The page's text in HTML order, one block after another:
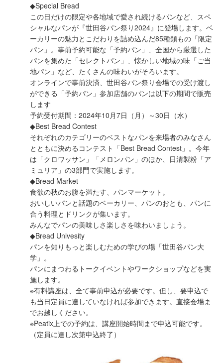
◆Special Bread
この日だけの限定や各地域で愛され続けるパンなど、スペ
シャルなパンが『世田谷パン祭り2024』に登場します。ベ
ーカリーの魅力とこだわりを詰め込んだ85種類もの「限定
パン」。事前予約可能な「予約パン」、全国から厳選した
パンを集めた「セレクトパン」、懐かしい地域の味「ご当
地パン」など、たくさんの味わいがそろいます。
オンラインで事前決済、世田谷パン祭り会場での受け渡し
ができる「予約パン」参加店舗のパンは以下の期間で販売
します
予約受付期間：2024年10月7日（月）～30日（水）
◆Best Bread Contest
それぞれのカテゴリーのベストなパンを来場者のみなさん
とともに決めるコンテスト「Best Bread Contest」。今年
は「クロワッサン」「メロンパン」のほか、日清製粉「ア
ミュリア」の3部門で実施します。
◆Bread Market
食欲の秋のお腹を満たす、パンマーケット。
おいしいパンと話題のベーカリー、パンのおとも、パンに
合う料理とドリンクが集います。
みんなでパンの美味しさ楽しさを味わいましょう。
◆Bread Univesity
パンを知りもっと楽しむための学びの場「世田谷パン大
学」。
パンにまつわるトークイベントやワークショップなどを実
施します。
※有料講座は、全て事前申込が必要です。但し、要申込で
も当日定員に達していなければ参加できます。直接会場ま
でお越しください。
※Peatix上での予約は、講座開始時間まで申込可能です。
（定員に達し次第申込終了）